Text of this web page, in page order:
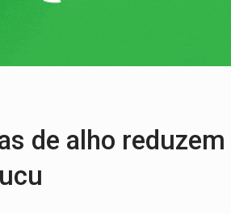
de 1kg de ouro em Rondônia
Alfredo Gaspar como vice, alvo de
de alho reduzem